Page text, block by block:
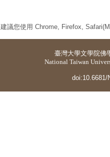
建議您使用 Chrome, Firefox,
臺灣大學文學院佛
National Taiwan
doi:10.6681/